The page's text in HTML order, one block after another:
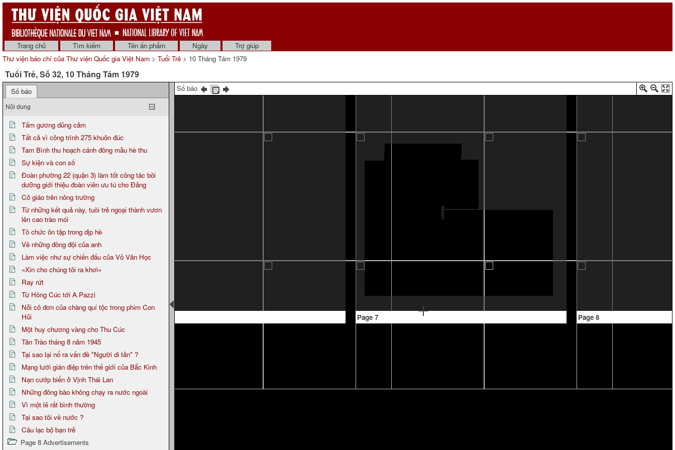
Trang chủ Tìm kiếm Tên ấn phẩm Ngày
Trợ giúp
Thư viện báo chí của Thư viện Quốc gia Việt Nam > Tuổi Trẻ > 10 Tháng Tám 1979
Tuổi Trẻ, Số 32, 10 Tháng Tám 1979
Số báo
Nội dung
Tấm gương dũng cảm
Tất cả vì công trình 275 khuôn đúc
Tam Bình thu hoạch cánh đồng mẫu hè thu
Sự kiện và con số
Đoàn phường 22 (quận 3) làm tốt công tác bồi
dưỡng giới thiệu đoàn viên ưu tú cho Đảng
Cô giáo trên nông trường
Từ những kết quả này, tuồi trẻ ngoại thành vươn
lên cao trào mói
Tồ chức ôn tập trong dịp hè
Về những đồng đội của anh
Làm việc như sự chiến đấu của Võ Văn Học
«Xin cho chúng tôi ra khơi»
Ray rứt
Từ Hồng Cúc tới A.Pazzi
Nỗi cô đơn của chàng quí tộc trong phim Con
Hủi
Một huy chương vàng cho Thu Cúc
Tân Trào tháng 8 năm 1945
Tại sao lại nổ ra vấn đề "Người di tản" ?
Mạng lưới gián điệp trên thế giới của Bắc Kinh
Nạn cướp biển ở Vịnh Thái Lan
Những đông bào không chạy ra nước ngoài
Vì một lẽ rất bình thường
Tại sao tôi về nước ?
Câu lạc bộ bạn trẻ
Page 8 Advertisements
Số báo
Page 7 Page 8